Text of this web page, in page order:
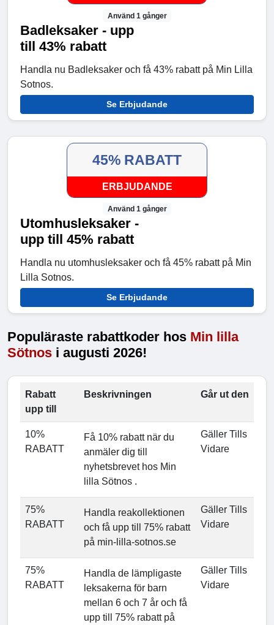
Använd 1 gånger
Badleksaker - upp
till 43% rabatt
Handla nu Badleksaker och få 43% rabatt på Min Lilla
Sotnos.
Se Erbjudande
45% RABATT
ERBJUDANDE
Använd 1 gånger
Utomhusleksaker -
upp till 45% rabatt
Handla nu utomhusleksaker och få 45% rabatt på Min
Lilla Sotnos.
Se Erbjudande
Populäraste rabattkoder hos Min lilla
Sötnos i augusti 2026!
Rabatt
upp till
Beskrivningen Går ut den
10%
RABATT
Få 10% rabatt när du
anmäler dig till
nyhetsbrevet hos Min
lilla Sötnos .
Gäller Tills
Vidare
75%
RABATT
Handla reakollektionen
och få upp till 75% rabatt
på min-lilla-sotnos.se
Gäller Tills
Vidare
75%
RABATT
Handla de lämpligaste
leksakerna för barn
mellan 6 och 7 år och få
upp till 75% rabatt på
Gäller Tills
Vidare